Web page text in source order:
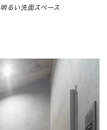
明るい洗面スペース